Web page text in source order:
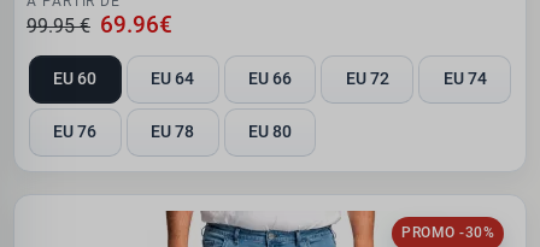
99.95 € 69.96€
EU 60 EU 64 EU 66 EU 72 EU 74
EU 76 EU 78 EU 80
PROMO -30%